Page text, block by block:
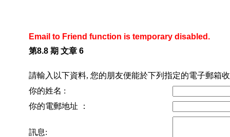
Email to Friend function is temporary disabled.
第8.8 期 文章 6
請輸入以下資料, 您的朋友便能於下列指定的電子郵箱
你的姓名 :
你的電郵地址 ：
訊息: